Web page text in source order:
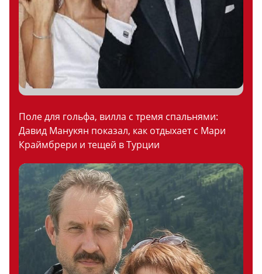
Поле для гольфа, вилла с тремя спальнями:
Давид Манукян показал, как отдыхает с Мари
Краймбрери и тещей в Турции